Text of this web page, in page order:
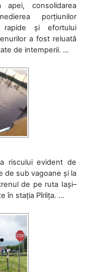
apei, consolidarea
porțiunilor
rapide și efortului
a fost reluată
de intemperii. ...
riscului evident de
de sub vagoane și la
de pe ruta Iași–
în stația Pîrlița. ...